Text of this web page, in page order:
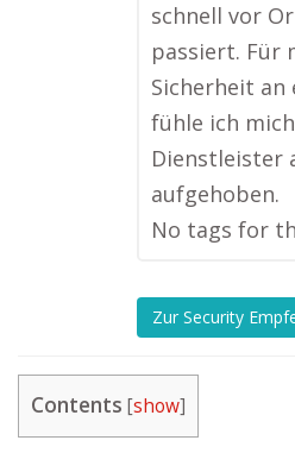
schnell vor
passiert. Für
Sicherheit an
fühle ich
Dienstleister
aufgehoben.
No tags for
Zur Security
Contents [show]